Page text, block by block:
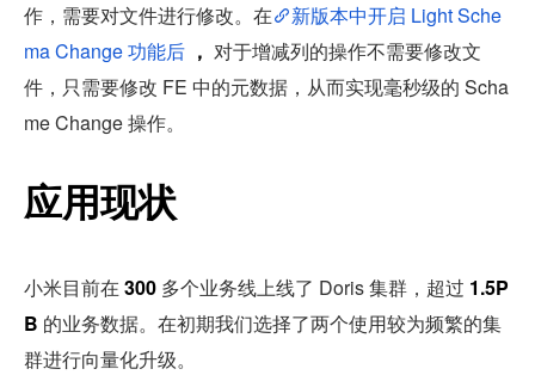
作，需要对文件进行修改。在
新版本中开启 Light Sche
ma Change 功能后 ， 对于增减列的操作不需要修改文
件，只需要修改 FE 中的元数据，从而实现毫秒级的 Scha
me Change 操作。
应用现状
小米目前在 300 多个业务线上线了 Doris 集群，超过 1.5P
B 的业务数据。在初期我们选择了两个使用较为频繁的集
群进行向量化升级。